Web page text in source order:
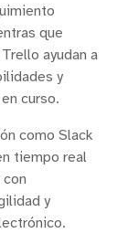
que
ayudan a
y
curso.
como Slack
tiempo real
y